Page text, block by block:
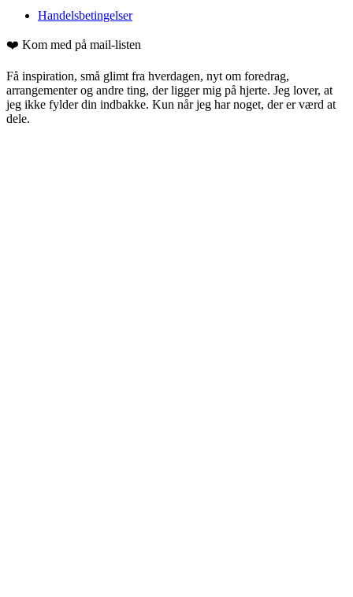
Handelsbetingelser
❤️ Kom med på mail-listen
Få inspiration, små glimt fra hverdagen, nyt om foredrag,
arrangementer og andre ting, der ligger mig på hjerte. Jeg lover, at
jeg ikke fylder din indbakke. Kun når jeg har noget, der er værd at
dele.